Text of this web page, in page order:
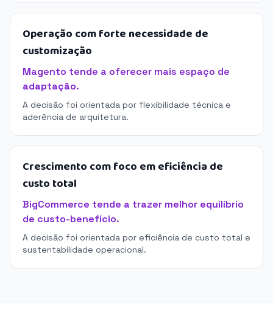
Operação com forte necessidade de
customização
Magento tende a oferecer mais espaço de
adaptação.
A decisão foi orientada por flexibilidade técnica e
aderência de arquitetura.
Crescimento com foco em eficiência de
custo total
BigCommerce tende a trazer melhor equilíbrio
de custo-benefício.
A decisão foi orientada por eficiência de custo total e
sustentabilidade operacional.